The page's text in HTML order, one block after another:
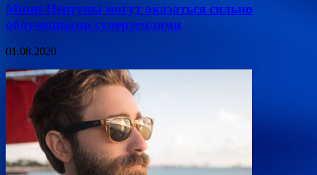
Мини-Нептуны могут оказаться сильно
облученными суперземлями
01.08.2020